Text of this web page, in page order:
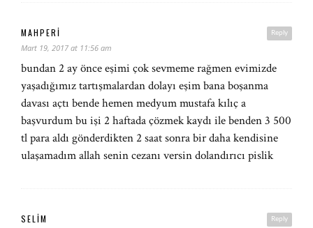
Reply
MAHPERİ
Mart 19, 2017 at 11:56 am
bundan 2 ay önce eşimi çok sevmeme rağmen evimizde
yaşadığımız tartışmalardan dolayı eşim bana boşanma
davası açtı bende hemen medyum mustafa kılıç a
başvurdum bu işi 2 haftada çözmek kaydı ile benden 3 500
tl para aldı gönderdikten 2 saat sonra bir daha kendisine
ulaşamadım allah senin cezanı versin dolandırıcı pislik
Reply
SELIM